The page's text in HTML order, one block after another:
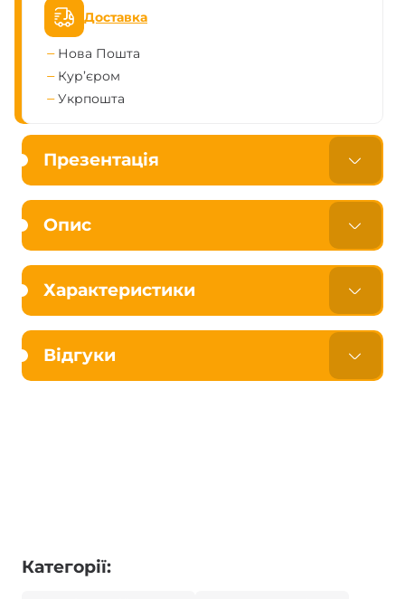
Доставка
Нова Пошта
Кур’єром
Укрпошта
Презентація
Опис
Характеристики
Відгуки
Категорії: